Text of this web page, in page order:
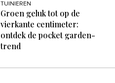
TUINIEREN
Groen geluk tot op de
vierkante centimeter:
ontdek de pocket garden-
trend